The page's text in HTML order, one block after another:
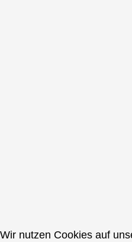
Wir nutzen Cookies auf